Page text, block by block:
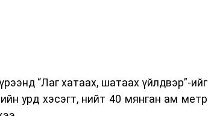
тээврийн үйлчилгээг аюулгүй,
нэгдсэн стандарт, сахилга
“Лаг хатаах, шатаах үйлдвэр”-ийг
урд хэсэгт, нийт 40 мянган ам метр